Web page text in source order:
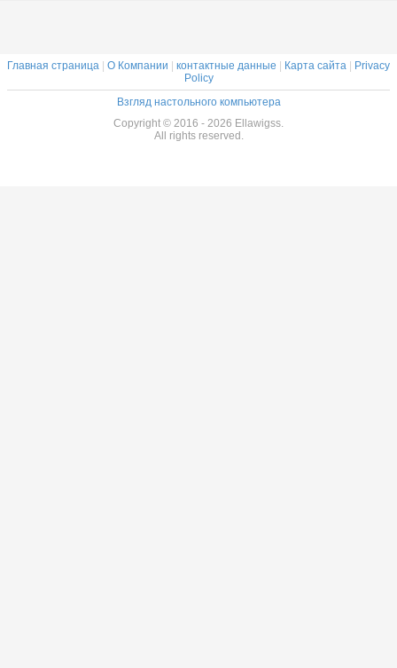
Главная страница | О Компании | контактные данные | Карта сайта | Privacy
Policy
Взгляд настольного компьютера
Copyright © 2016 - 2026 Ellawigss.
All rights reserved.